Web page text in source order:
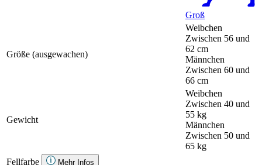
Groß
Größe (ausgewachen)
Weibchen
Zwischen 56 und
62 cm
Männchen
Zwischen 60 und
66 cm
Gewicht
Weibchen
Zwischen 40 und
55 kg
Männchen
Zwischen 50 und
65 kg
Fellfarbe
Mehr Infos